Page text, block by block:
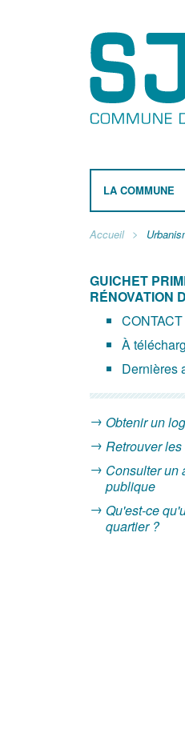
LA COMMUNE
Accueil
GUICHET
RÉNOVATION
CONTACT
À
Dernières
Obtenir un
Retrouver
Consulter un
publique
Qu'est-ce
quartier ?